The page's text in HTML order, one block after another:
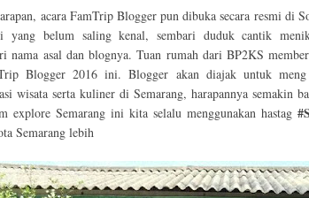
acara FamTrip Blogger pun dibuka secara resmi di
yang belum saling kenal, sembari duduk cantik
nama asal dan blognya. Tuan rumah dari BP2KS
Blogger 2016 ini. Blogger akan diajak untuk meng
wisata serta kuliner di Semarang, harapannya semakin
explore Semarang ini kita selalu menggunakan hastag
Semarang lebih